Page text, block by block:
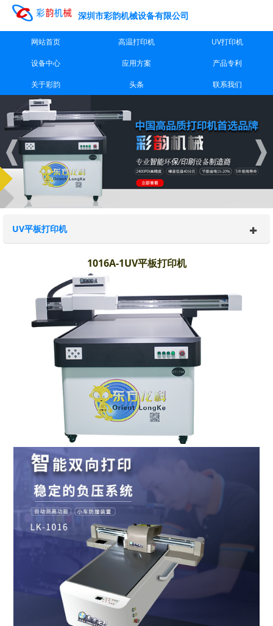
深圳市彩韵机械设备有限公司
网站首页 高温打印机 UV打印机
设备中心 应用方案 产品专利
关于彩韵 头条 联系我们
UV平板打印机
1016A-1UV平板打印机